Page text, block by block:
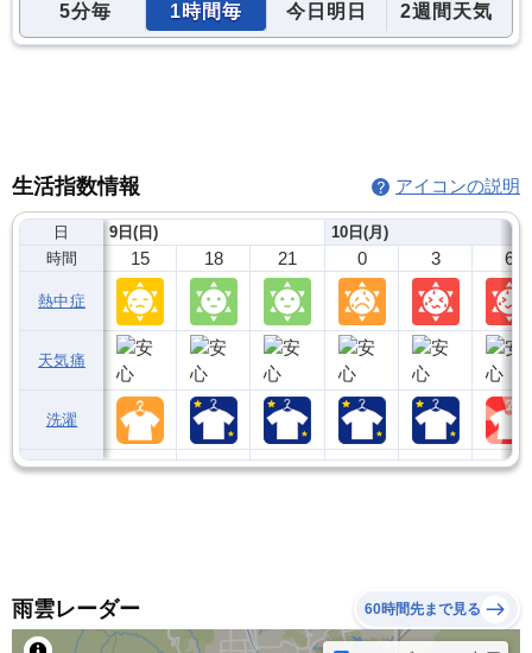
5分毎 1時間毎 今日明日 2週間天気
生活指数情報 アイコンの説明
日
時間
熱中症
天気痛
洗濯
9日(日)
15 18 21
10日(月)
0 3 6
雨雲レーダー 60時間先まで見る